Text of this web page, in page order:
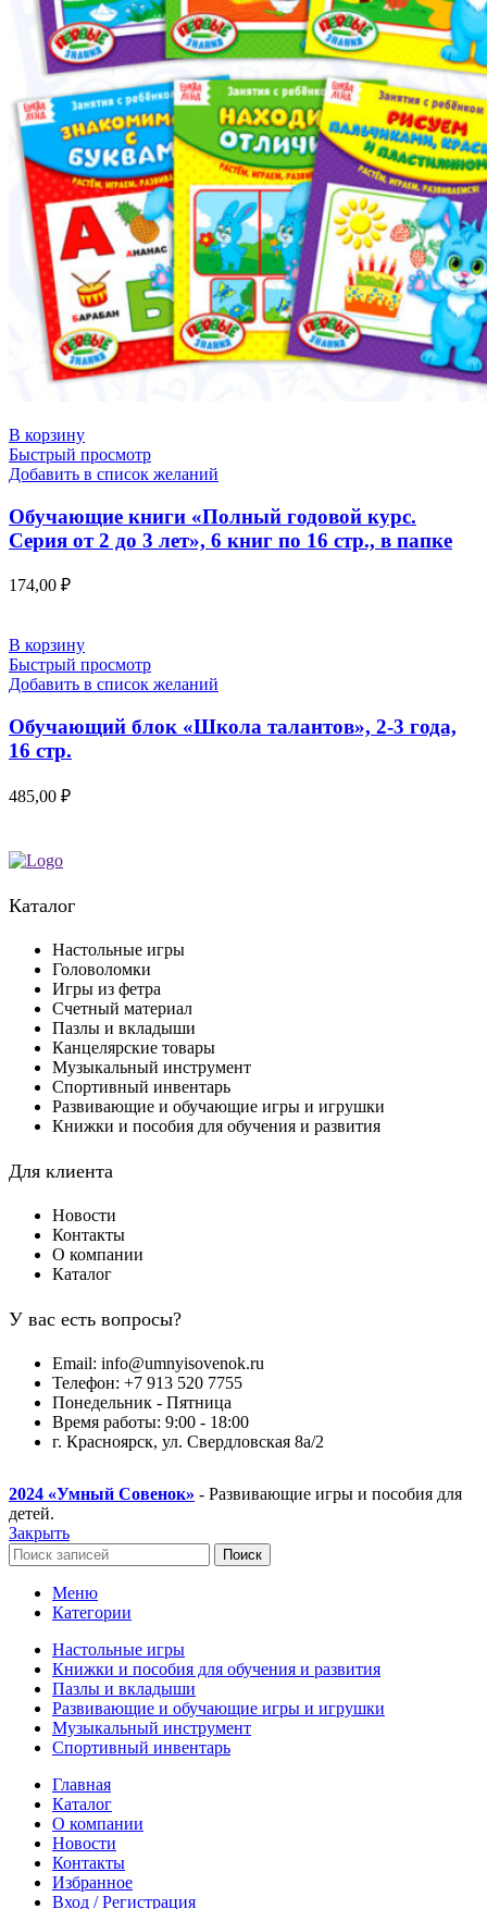
В корзину
Быстрый просмотр
Добавить в список желаний
Обучающие книги «Полный годовой курс.
Серия от 2 до 3 лет», 6 книг по 16 стр., в папке
174,00 ₽
В корзину
Быстрый просмотр
Добавить в список желаний
Обучающий блок «Школа талантов», 2-3 года,
16 стр.
485,00 ₽
Каталог
Настольные игры
Головоломки
Игры из фетра
Счетный материал
Пазлы и вкладыши
Канцелярские товары
Музыкальный инструмент
Спортивный инвентарь
Развивающие и обучающие игры и игрушки
Книжки и пособия для обучения и развития
Для клиента
Новости
Контакты
О компании
Каталог
У вас есть вопросы?
Email: info@umnyisovenok.ru
Телефон: +7 913 520 7755
Понедельник - Пятница
Время работы: 9:00 - 18:00
г. Красноярск, ул. Свердловская 8а/2
2024 «Умный Совенок» - Развивающие игры и пособия для
детей.
Закрыть
Поиск
Меню
Категории
Настольные игры
Книжки и пособия для обучения и развития
Пазлы и вкладыши
Развивающие и обучающие игры и игрушки
Музыкальный инструмент
Спортивный инвентарь
Главная
Каталог
О компании
Новости
Контакты
Избранное
Вход / Регистрация